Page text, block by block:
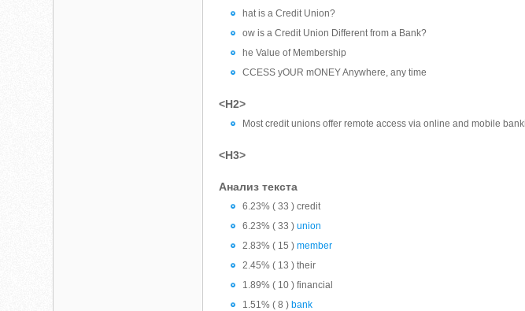
hat is a Credit Union?
ow is a Credit Union Different from a Bank?
he Value of Membership
CCESS yOUR mONEY Anywhere, any time
<H2>
Most credit unions offer remote access via online and mobile
<H3>
Анализ текста
6.23% ( 33 ) credit
6.23% ( 33 )union
2.83% ( 15 )member
2.45% ( 13 ) their
1.89% ( 10 ) financial
1.51% ( 8 ) bank